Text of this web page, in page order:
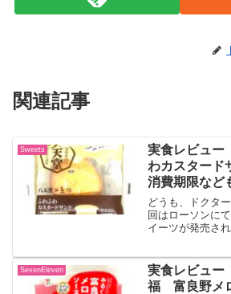
関連記事
Sweets
実食レビュー
わカスタード
消費期限など
どうも、ドクタ
回はローソンに
イーツが発売さ
軽やかなホイッ
を合わせた、や
SevenEleven
実食レビュー
福 富良野メ